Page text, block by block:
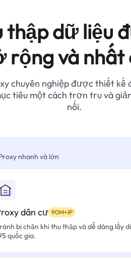
thập dữ liệu
rộng và nhất
chuyên nghiệp được thiết kế
tiêu một cách trơn tru và
nối.
nhanh và lớn
dân cư 90M+IP
bị chặn khi thu thập và dễ dàng lấy
quốc gia.